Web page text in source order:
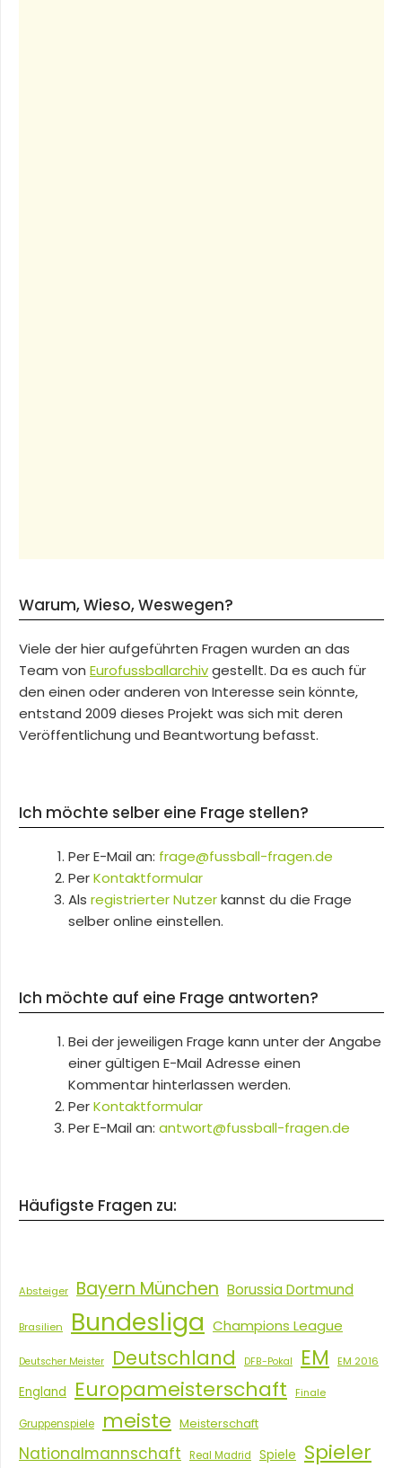
Warum, Wieso, Weswegen?
Viele der hier aufgeführten Fragen wurden an das
Team von Eurofussballarchivgestellt. Da es auch für
den einen oder anderen von Interesse sein könnte,
entstand 2009 dieses Projekt was sich mit deren
Veröffentlichung und Beantwortung befasst.
Ich möchte selber eine Frage stellen?
Per E-Mail an: frage@fussball-fragen.de
PerKontaktformular
Als registrierter Nutzerkannst du die Frage
selber online einstellen.
Ich möchte auf eine Frage antworten?
Bei der jeweiligen Frage kann unter der Angabe
einer gültigen E-Mail Adresse einen
Kommentar hinterlassen werden.
PerKontaktformular
Per E-Mail an: antwort@fussball-fragen.de
Häufigste Fragen zu:
Absteiger Bayern München Borussia Dortmund
Brasilien Bundesliga Champions League
Deutscher Meister Deutschland DFB-Pokal EM EM 2016
England Europameisterschaft Finale
Gruppenspiele meiste Meisterschaft
Nationalmannschaft Real Madrid Spiele Spieler